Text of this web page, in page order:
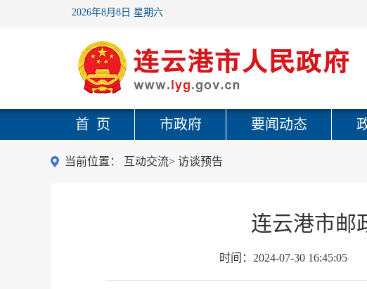
2026年8月8日 星期六
首 页 市政府 要闻动态
当前位置： 互动交流> 访谈预告
连云港市邮
时间： 2024-07-30 16:45:05